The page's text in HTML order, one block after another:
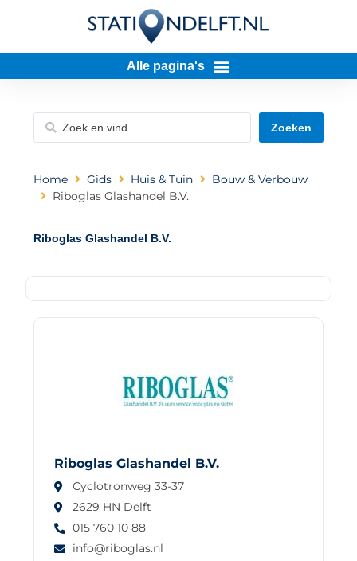
Zoeken
Home Gids Huis & Tuin
Bouw & Verbouw
Riboglas Glashandel B.V.
Riboglas Glashandel B.V.
Riboglas Glashandel B.V.
Cyclotronweg 33-37
2629 HN Delft
015 760 10 88
info@riboglas.nl